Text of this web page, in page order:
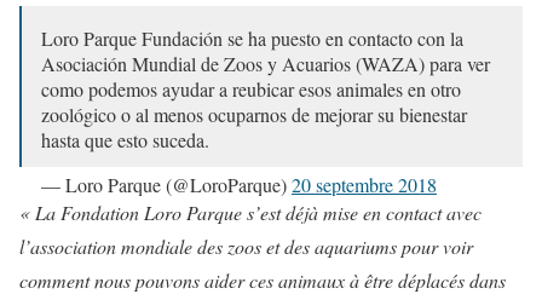
Loro Parque Fundación se ha puesto en contacto con la
Asociación Mundial de Zoos y Acuarios (WAZA) para ver
como podemos ayudar a reubicar esos animales en otro
zoológico o al menos ocuparnos de mejorar su bienestar
hasta que esto suceda.
— Loro Parque (@LoroParque)20 septembre 2018
« La Fondation Loro Parque s’est déjà mise en contact avec
l’association mondiale des zoos et des aquariums pour voir
comment nous pouvons aider ces animaux à être déplacés dans